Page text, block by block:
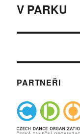
Následující
V PARKU
PARTNEŘI